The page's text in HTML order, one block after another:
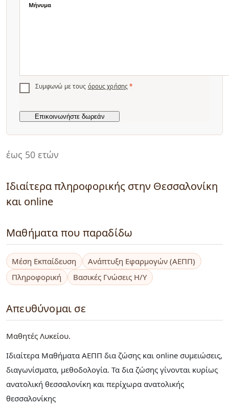
έως 50 ετών
Ιδιαίτερα πληροφορικής στην Θεσσαλονίκη
και online
Μαθήματα που παραδίδω
Μέση Εκπαίδευση
Ανάπτυξη Εφαρμογών (ΑΕΠΠ)
Πληροφορική
Βασικές Γνώσεις Η/Υ
Απευθύνομαι σε
Μαθητές Λυκείου
Ιδιαίτερα Μαθήματα ΑΕΠΠ δια ζώσης και online συμειώσεις,
διαγωνίσματα, μεθοδολογία. Τα δια ζώσης γίνονται κυρίως
ανατολική θεσσαλονίκη και περίχωρα ανατολικής
θεσσαλονίκης
Μήνυμα
Συμφωνώ με τους όρους χρήσης *